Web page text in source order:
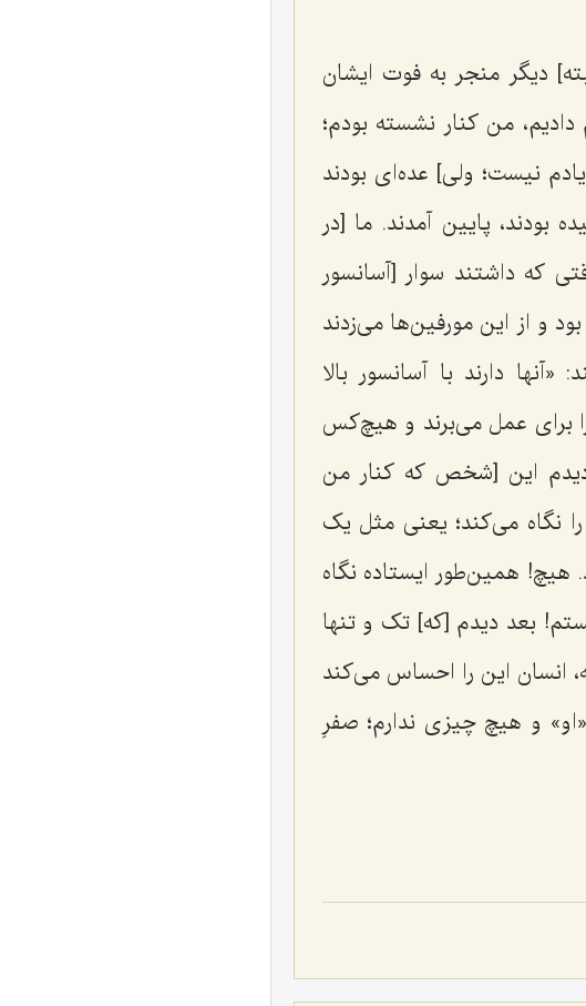
دیگر منجر به فوت ایشان
من کنار نشسته بودم؛
نیست؛ ولی] عده‌ای بودند
بودند، پایین آمدند. ما [در
که داشتند سوار [آسانسور
و از این مورفین‌ها می‌زدند
دارند با آسانسور بالا
برای عمل می‌برند و هیچ‌کس
این [شخص که کنار من
نگاه می‌کند؛ یعنی مثل یک
هیچ! همین‌طور ایستاده نگاه
بعد دیدم [که] تک و تنها
انسان این را احساس می‌کند
و هیچ چیزی ندارم؛ صفرِ